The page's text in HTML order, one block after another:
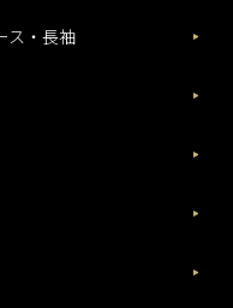
ス・長袖